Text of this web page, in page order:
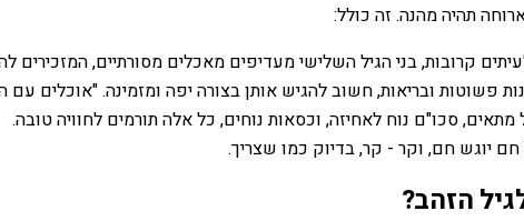
תהיה מהנה. זה כולל:
קרובות, בני הגיל השלישי מעדיפים מאכלים מסורתיים, המזכירים
פשוטות ובריאות, חשוב להגיש אותן בצורה יפה ומזמינה. "אוכלים עם
מתאים, סכו"ם נוח לאחיזה, וכסאות נוחים, כל אלה תורמים לחוויה טובה.
יוגש חם, וקר - קר, בדיוק כמו שצריך.
הזהב?